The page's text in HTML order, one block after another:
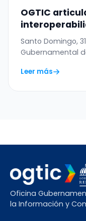
OGTIC
digitalizar el
Menor
Santo Domingo,
Gubernamental
Leer más
Oficina
la Información y